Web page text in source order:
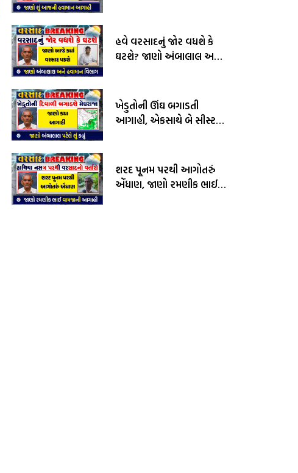
હવે વરસાદનું જોર વધશે કે
ઘટશે? જાણો અંબાલાલ અને
ખેડુતોની ઊંઘ બગાડતી
આગાહી, એકસાથે બે સીસ્ટમ
શરદ પૂનમ પરથી આગોતરું
એંધાણ, જાણો રમણીક ભાઈ